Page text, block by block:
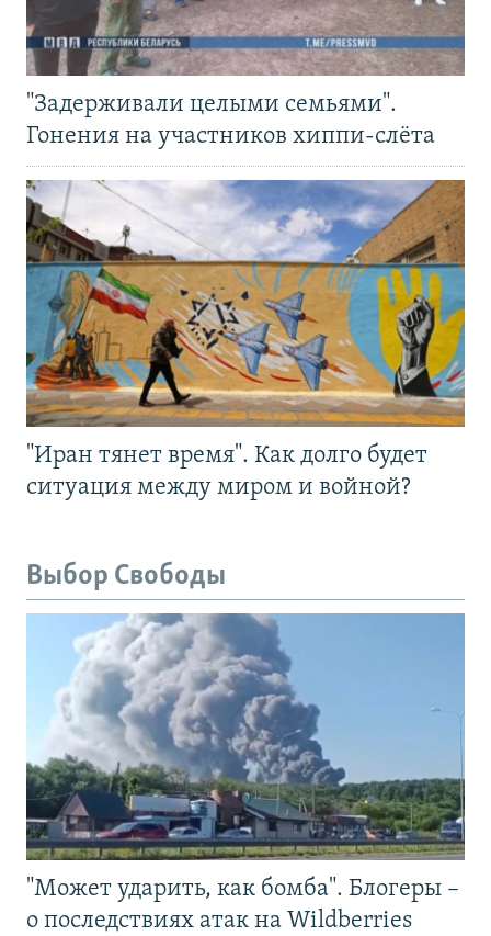
"Задерживали целыми семьями".
Гонения на участников хиппи-слёта
"Иран тянет время". Как долго будет
ситуация между миром и войной?
Выбор Свободы
"Может ударить, как бомба". Блогеры –
о последствиях атак на Wildberries